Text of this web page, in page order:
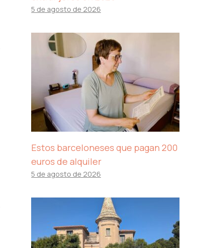
5 de agosto de 2026
Estos barceloneses que pagan 200
euros de alquiler
5 de agosto de 2026